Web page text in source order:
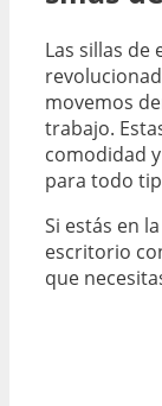
Las sillas
movemos
trabajo.
comodidad
para todo
Si estás en
escritorio
que